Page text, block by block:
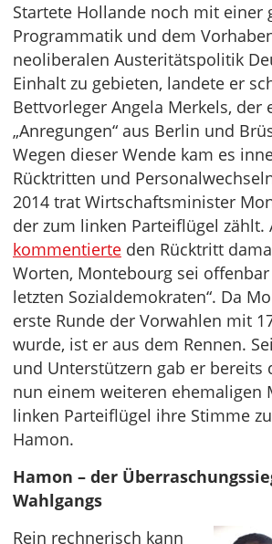
Startete Hollande noch mit einer
Programmatik und dem
neoliberalen Austeritätspolitik
Einhalt zu gebieten, landete er
Bettvorleger Angela Merkels, der
„Anregungen“ aus Berlin und
Wegen dieser Wende kam es
Rücktritten und
2014 trat Wirtschaftsminister
der zum linken Parteiflügel
kommentierte den Rücktritt
Worten, Montebourg sei
letzten Sozialdemokraten“. Da
erste Runde der Vorwahlen mit
wurde, ist er aus dem Rennen.
und Unterstützern gab er bereits
nun einem weiteren ehemaligen
linken Parteiflügel ihre Stimme
Hamon.
Hamon – der
Wahlgangs
Rein rechnerisch kann